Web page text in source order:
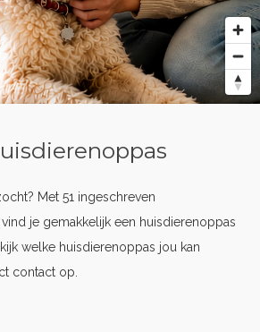
Met 51 ingeschreven
je gemakkelijk een huisdierenoppas
welke huisdierenoppas jou kan
contact op.